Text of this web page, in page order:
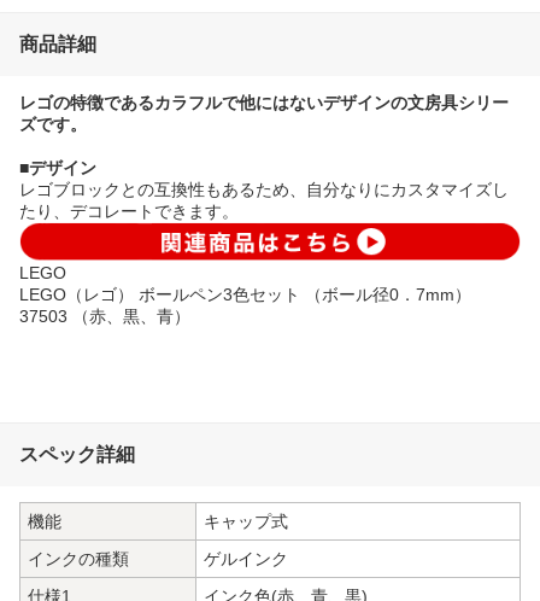
商品詳細
レゴの特徴であるカラフルで他にはないデザインの文房具シリー
ズです。
■デザイン
レゴブロックとの互換性もあるため、自分なりにカスタマイズし
たり、デコレートできます。
LEGO
LEGO（レゴ） ボールペン3色セット （ボール径0．7mm）
37503 （赤、黒、青）
スペック詳細
機能
キャップ式
インクの種類
ゲルインク
仕様1
インク色(赤、青、黒)